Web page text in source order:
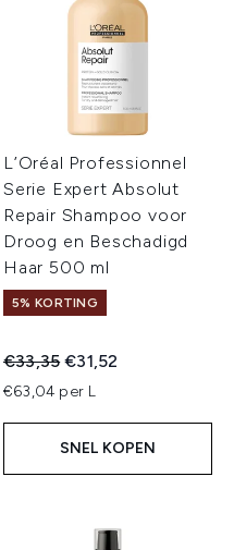
L’Oréal Professionnel
Serie Expert Absolut
Repair Shampoo voor
Droog en Beschadigd
Haar 500 ml
5% KORTING
Recommended Retail Price:
€33,35Huidige prijs:
€31,52
€63,04 per L
SNEL KOPEN